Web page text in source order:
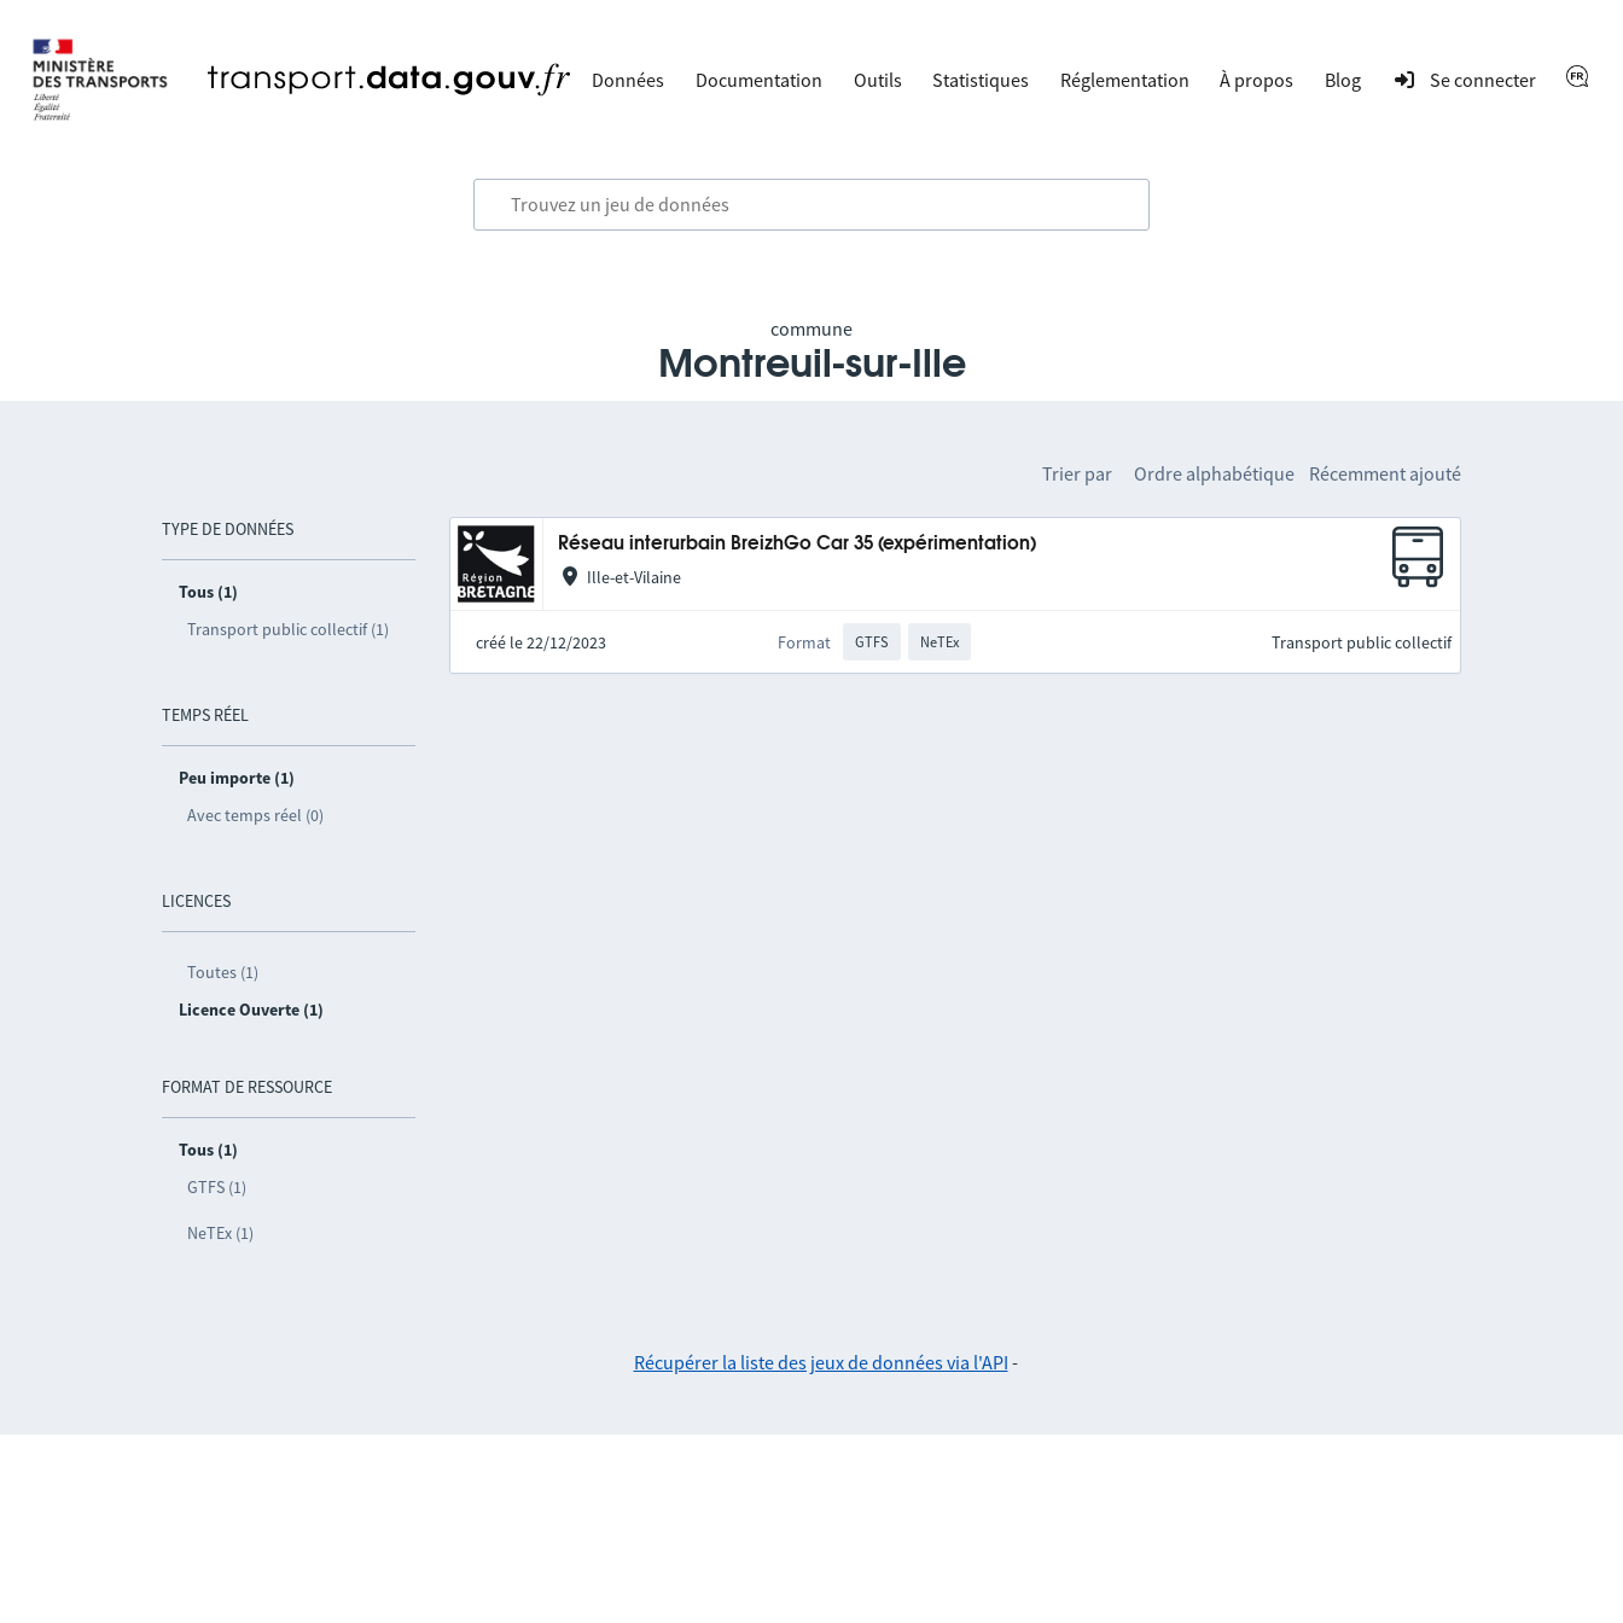
Données Documentation Outils Statistiques Réglementation À propos Blog Se connecter
commune
Montreuil-sur-Ille
TYPE DE DONNÉES
Tous (1)
Transport public collectif (1)
TEMPS RÉEL
Peu importe (1)
Avec temps réel (0)
LICENCES
Toutes (1)
Licence Ouverte (1)
FORMAT DE RESSOURCE
Tous (1)
GTFS (1)
NeTEx (1)
Trier par Ordre alphabétique Récemment ajouté
Réseau interurbain BreizhGo Car 35 (expérimentation)
Ille-et-Vilaine
créé le 22/12/2023 Format GTFS NeTEx Transport public collectif
Récupérer la liste des jeux de données via l'API -